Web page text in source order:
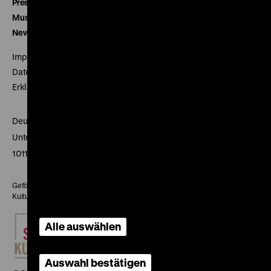
Presse
Museumsverein
Newsletter
Impressum
Datenschutz
Erklärung digitale Barrierefreiheit
Deutsches Historisches Museum
Unter den Linden 2
10117 Berlin
Gefördert mit Mitteln des Beauftragten der Bundesregierung für
Kultur und Medien
Alle auswählen
Auswahl bestätigen